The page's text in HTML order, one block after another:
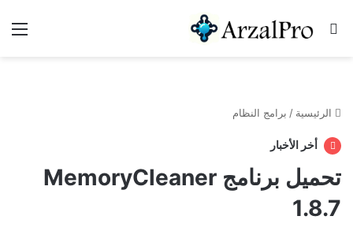
بحث عن
الرئيسية / برامج النظام
أخر الأخبار
تحميل برنامج MemoryCleaner
1.8.7